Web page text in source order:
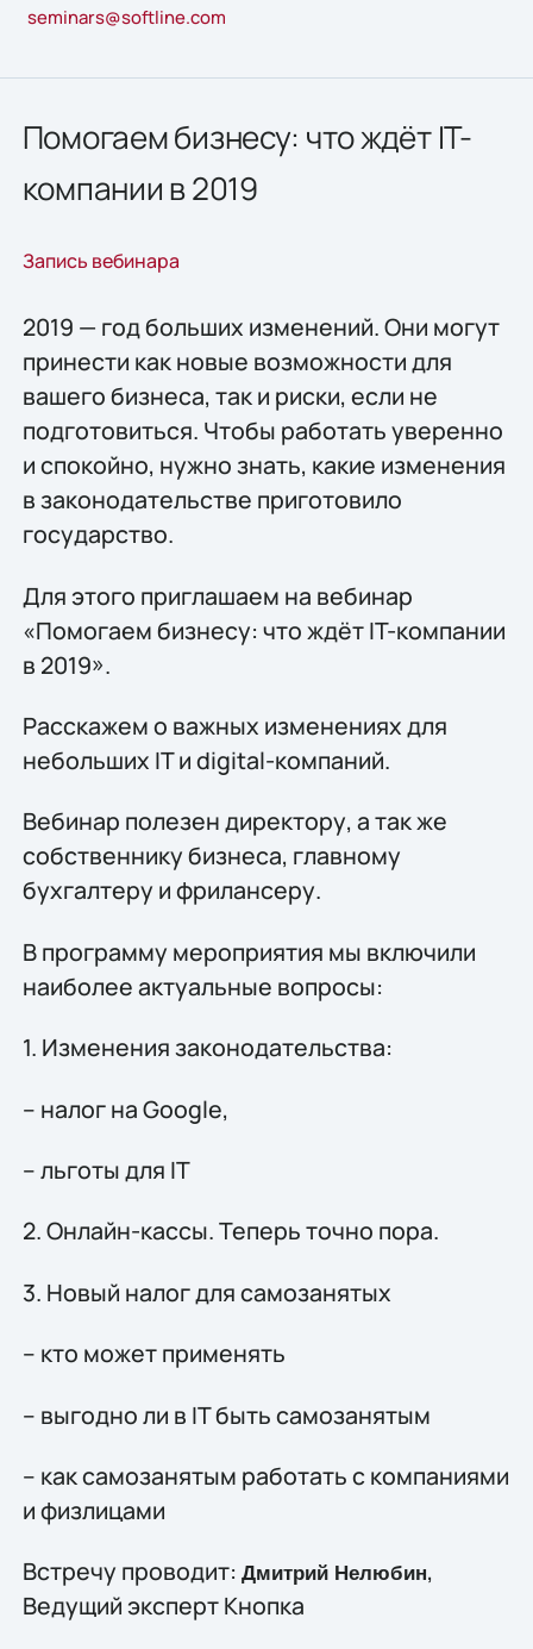
seminars@softline.com
Помогаем бизнесу: что ждёт IT-
компании в 2019
Запись вебинара
2019 — год больших изменений. Они могут
принести как новые возможности для
вашего бизнеса, так и риски, если не
подготовиться. Чтобы работать уверенно
и спокойно, нужно знать, какие изменения
в законодательстве приготовило
государство.
Для этого приглашаем на вебинар
«Помогаем бизнесу: что ждёт IT-компании
в 2019».
Расскажем о важных изменениях для
небольших IT и digital-компаний.
Вебинар полезен директору, а так же
собственнику бизнеса, главному
бухгалтеру и фрилансеру.
В программу мероприятия мы включили
наиболее актуальные вопросы:
1. Изменения законодательства:
– налог на Google,
– льготы для IT
2. Онлайн-кассы. Теперь точно пора.
3. Новый налог для самозанятых
– кто может применять
– выгодно ли в IT быть самозанятым
– как самозанятым работать с компаниями
и физлицами
Встречу проводит: Дмитрий Нелюбин,
Ведущий эксперт Кнопка